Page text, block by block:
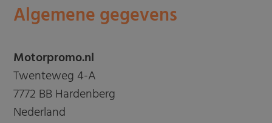
Algemene gegevens
Motorpromo.nl
Twenteweg 4-A
7772 BB Hardenberg
Nederland